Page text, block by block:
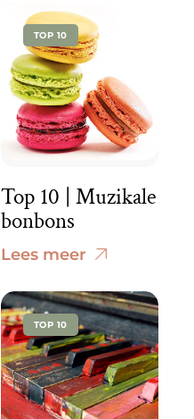
TOP 10
Top 10 | Muzikale
bonbons
Lees meer
TOP 10